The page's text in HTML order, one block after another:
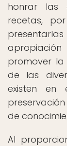
honrar las
recetas,
promover
de las
existen
de
Al